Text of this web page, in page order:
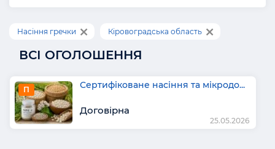
Насіння гречки Кіровоградська область
ВСІ ОГОЛОШЕННЯ
П Сертифіковане насіння та мікродо...
Договірна
25.05.2026